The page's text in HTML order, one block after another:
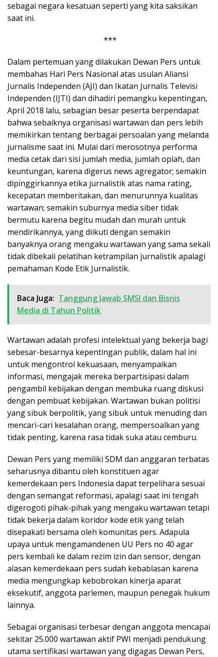
sebagai negara kesatuan seperti yang kita saksikan
saat ini.
***
Dalam pertemuan yang dilakukan Dewan Pers untuk
membahas Hari Pers Nasional atas usulan Aliansi
Jurnalis Independen (AJI) dan Ikatan Jurnalis Televisi
Independen (IJTI) dan dihadiri pemangku kepentingan,
April 2018 lalu, sebagian besar peserta berpendapat
bahwa sebaiknya organisasi wartawan dan pers lebih
memikirkan tentang berbagai persoalan yang melanda
jurnalisme saat ini. Mulai dari merosotnya performa
media cetak dari sisi jumlah media, jumlah oplah, dan
keuntungan, karena digerus news agregator; semakin
dipinggirkannya etika jurnalistik atas nama rating,
kecepatan memberitakan, dan menurunnya kualitas
wartawan; semakin suburnya media siber tidak
bermutu karena begitu mudah dan murah untuk
mendirikannya, yang diikuti dengan semakin
banyaknya orang mengaku wartawan yang sama sekali
tidak dibekali pelatihan ketrampilan jurnalistik apalagi
pemahaman Kode Etik Jurnalistik.
Baca Juga: Tanggung Jawab SMSI dan Bisnis
Media di Tahun Politik
Wartawan adalah profesi intelektual yang bekerja bagi
sebesar-besarnya kepentingan publik, dalam hal ini
untuk mengontrol kekuasaan, menyampaikan
informasi, mengajak mereka berpartisipasi dalam
pengambil kebijakan dengan membuka ruang diskusi
dengan pembuat kebijakan. Wartawan bukan politisi
yang sibuk berpolitik, yang sibuk untuk menuding dan
mencari-cari kesalahan orang, mempersoalkan yang
tidak penting, karena rasa tidak suka atau cemburu.
Dewan Pers yang memiliki SDM dan anggaran terbatas
seharusnya dibantu oleh konstituen agar
kemerdekaan pers Indonesia dapat terpelihara sesuai
dengan semangat reformasi, apalagi saat ini tengah
digerogoti pihak-pihak yang mengaku wartawan tetapi
tidak bekerja dalam koridor kode etik yang telah
disepakati bersama oleh komunitas pers. Adapula
upaya untuk mengamandenen UU Pers no 40 agar
pers kembali ke dalam rezim izin dan sensor, dengan
alasan kemerdekaan pers sudah kebablasan karena
media mengungkap kebobrokan kinerja aparat
eksekutif, anggota parlemen, maupun penegak hukum
lainnya.
Sebagai organisasi terbesar dengan anggota mencapai
sekitar 25.000 wartawan aktif PWI menjadi pendukung
utama sertifikasi wartawan yang digagas Dewan Pers,